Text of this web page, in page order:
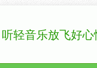
听轻音乐放飞好心